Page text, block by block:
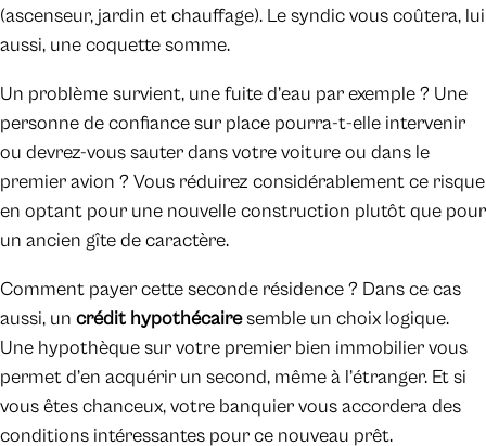
(ascenseur, jardin et chauffage). Le syndic vous coûtera, lui
aussi, une coquette somme.
Un problème survient, une fuite d’eau par exemple ? Une
personne de confiance sur place pourra-t-elle intervenir
ou devrez-vous sauter dans votre voiture ou dans le
premier avion ? Vous réduirez considérablement ce risque
en optant pour une nouvelle construction plutôt que pour
un ancien gîte de caractère.
Comment payer cette seconde résidence ? Dans ce cas
aussi, un crédit hypothécairesemble un choix logique.
Une hypothèque sur votre premier bien immobilier vous
permet d’en acquérir un second, même à l’étranger. Et si
vous êtes chanceux, votre banquier vous accordera des
conditions intéressantes pour ce nouveau prêt.